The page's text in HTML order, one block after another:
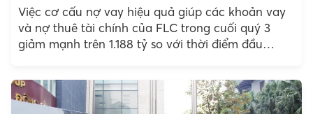
Việc cơ cấu nợ vay hiệu quả giúp các khoản vay
và nợ thuê tài chính của FLC trong cuối quý 3
giảm mạnh trên 1.188 tỷ so với thời điểm đầu